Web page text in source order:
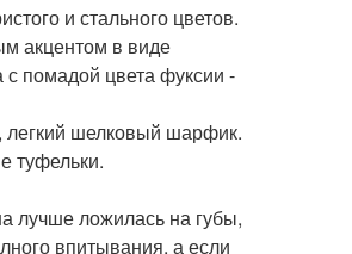
и стального цветов.
акцентом в виде
помадой цвета фуксии -
легкий шелковый шарфик.
туфельки.
лучше ложилась на губы,
впитывания, а если